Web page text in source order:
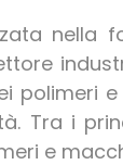
nella
polimeri
Tra i
e